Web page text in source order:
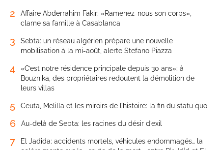
2
Affaire Abderrahim Fakir: «Ramenez-nous son corps»,
clame sa famille à Casablanca
3
Sebta: un réseau algérien prépare une nouvelle
mobilisation à la mi-août, alerte Stefano Piazza
4
«C’est notre résidence principale depuis 30 ans»: à
Bouznika, des propriétaires redoutent la démolition de
leurs villas
5 Ceuta, Melilla et les miroirs de l’histoire: la fin du statu quo
6 Au-delà de Sebta: les racines du désir d’exil
7
El Jadida: accidents mortels, véhicules endommagés… la